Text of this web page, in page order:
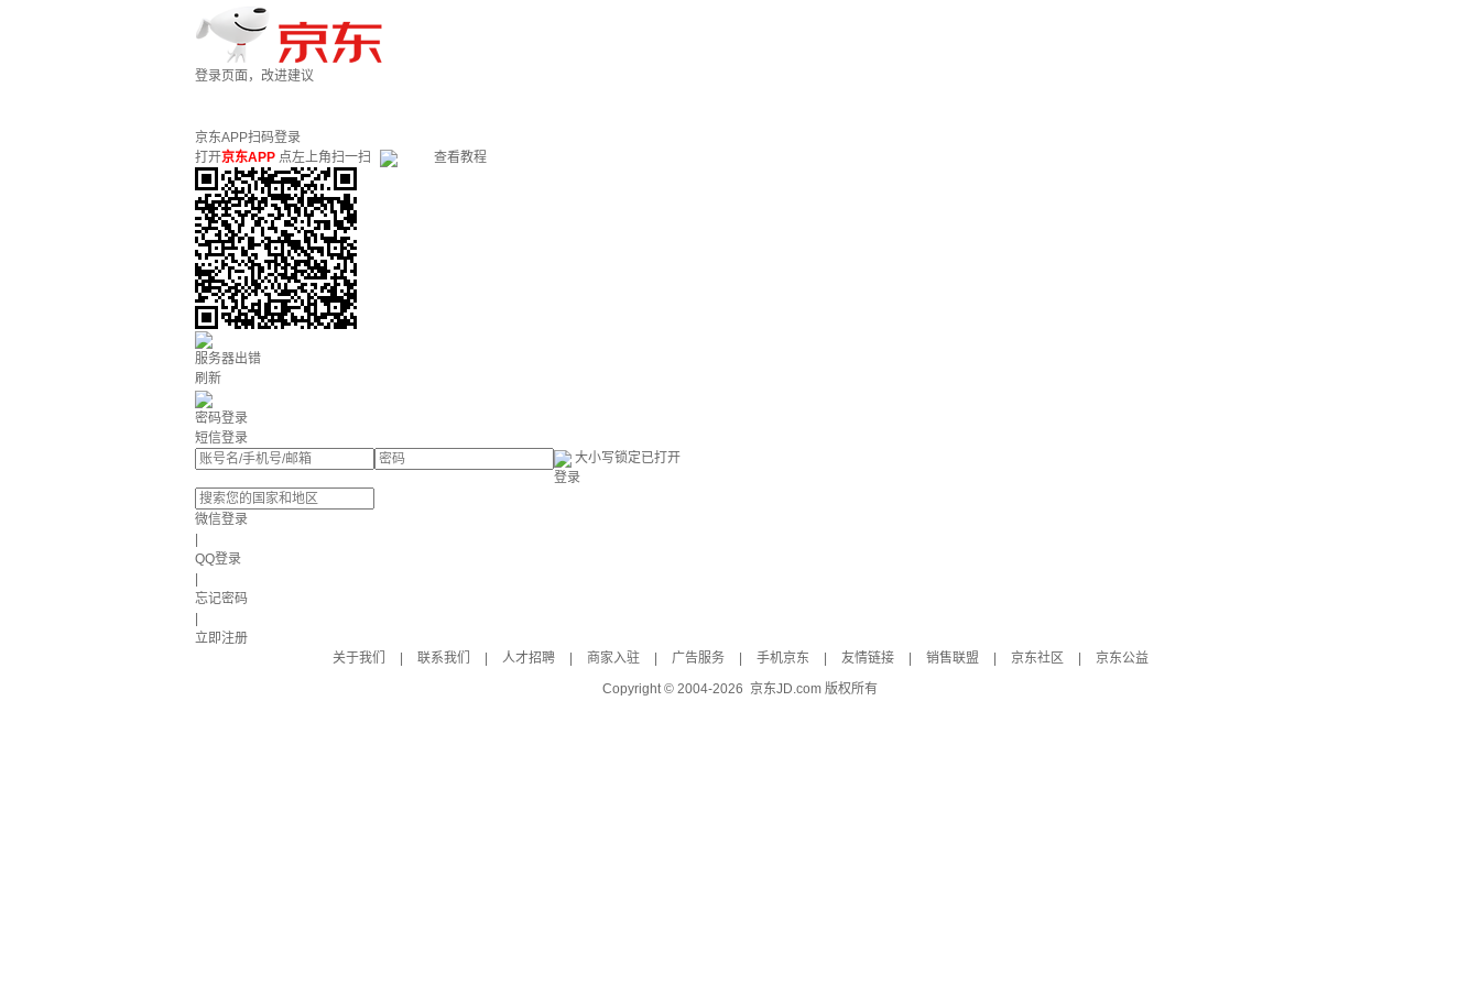
登录页面，改进建议
京东APP扫码登录
打开京东APP 点左上角扫一扫 查看教程
服务器出错
刷新
密码登录
短信登录
大小写锁定已打开
登录
微信登录
QQ登录
忘记密码
立即注册
关于我们
联系我们 人才招聘 商家入驻 广告服务 手机京东 友情链接 销售联盟 京东社区
京东公益
Copyright © 2004-2026 京东JD.com 版权所有